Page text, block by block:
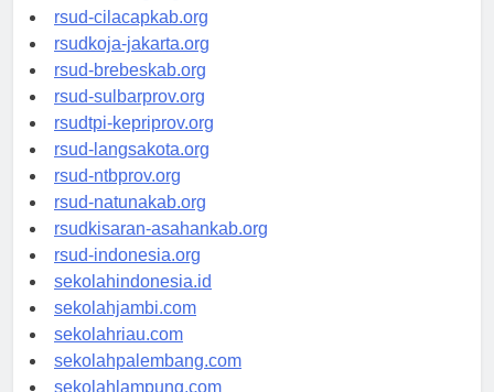
rsud-sintang.org
rsud-cilacapkab.org
rsudkoja-jakarta.org
rsud-brebeskab.org
rsud-sulbarprov.org
rsudtpi-kepriprov.org
rsud-langsakota.org
rsud-ntbprov.org
rsud-natunakab.org
rsudkisaran-asahankab.org
rsud-indonesia.org
sekolahindonesia.id
sekolahjambi.com
sekolahriau.com
sekolahpalembang.com